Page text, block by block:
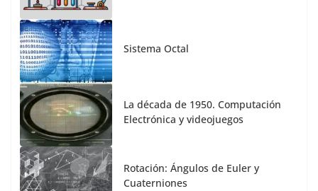
Sistema Octal
La década de 1950. Computación
Electrónica y videojuegos
Rotación: Ángulos de Euler y
Cuaterniones